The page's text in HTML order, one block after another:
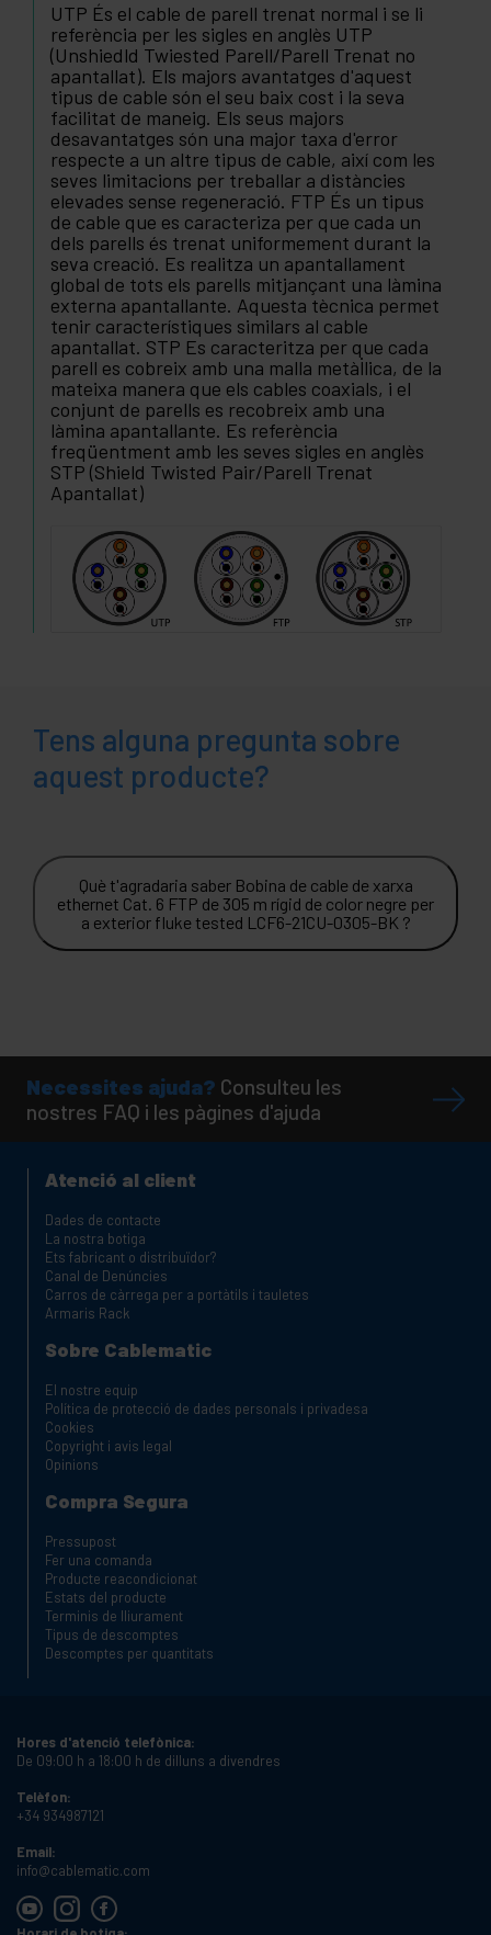
UTP És el cable de parell trenat normal i se li
referència per les sigles en anglès UTP
(Unshiedld Twiested Parell/Parell Trenat no
apantallat). Els majors avantatges d'aquest
tipus de cable són el seu baix cost i la seva
facilitat de maneig. Els seus majors
desavantatges són una major taxa d'error
respecte a un altre tipus de cable, així com les
seves limitacions per treballar a distàncies
elevades sense regeneració. FTP És un tipus
de cable que es caracteriza per que cada un
dels parells és trenat uniformement durant la
seva creació. Es realitza un apantallament
global de tots els parells mitjançant una làmina
externa apantallante. Aquesta tècnica permet
tenir característiques similars al cable
apantallat. STP Es caracteritza per que cada
parell es cobreix amb una malla metàl·lica, de la
mateixa manera que els cables coaxials, i el
conjunt de parells es recobreix amb una
làmina apantallante. Es referència
freqüentment amb les seves sigles en anglès
STP (Shield Twisted Pair/Parell Trenat
Apantallat)
Tens alguna pregunta sobre
aquest producte?
Què t'agradaria saber Bobina de cable de xarxa
ethernet Cat. 6 FTP de 305 m rígid de color negre per
a exterior fluke tested LCF6-21CU-0305-BK ?
Necessites ajuda? Consulteu les
nostres FAQ i les pàgines d'ajuda
Atenció al client
Dades de contacte
La nostra botiga
Ets fabricant o distribuïdor?
Canal de Denúncies
Carros de càrrega per a portàtils i tauletes
Armaris Rack
Sobre Cablematic
El nostre equip
Política de protecció de dades personals i privadesa
Cookies
Copyright i avis legal
Opinions
Compra Segura
Pressupost
Fer una comanda
Producte reacondicionat
Estats del producte
Terminis de lliurament
Tipus de descomptes
Descomptes per quantitats
Hores d'atenció telefònica:
De 09:00 h a 18:00 h de dilluns a divendres
Telèfon:
+34 934987121
Email:
info@cablematic.com